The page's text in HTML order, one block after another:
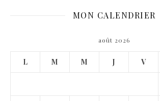
MON CALENDRIER
août 2026
L M M J V